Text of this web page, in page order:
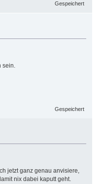
Gespeichert
sein.
Gespeichert
jetzt ganz genau anvisiere,
nix dabei kaputt geht.